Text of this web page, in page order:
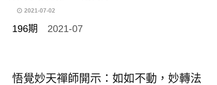
2021-07-02
196期 2021-07
悟覺妙天禪師開示：如如不動，妙轉法